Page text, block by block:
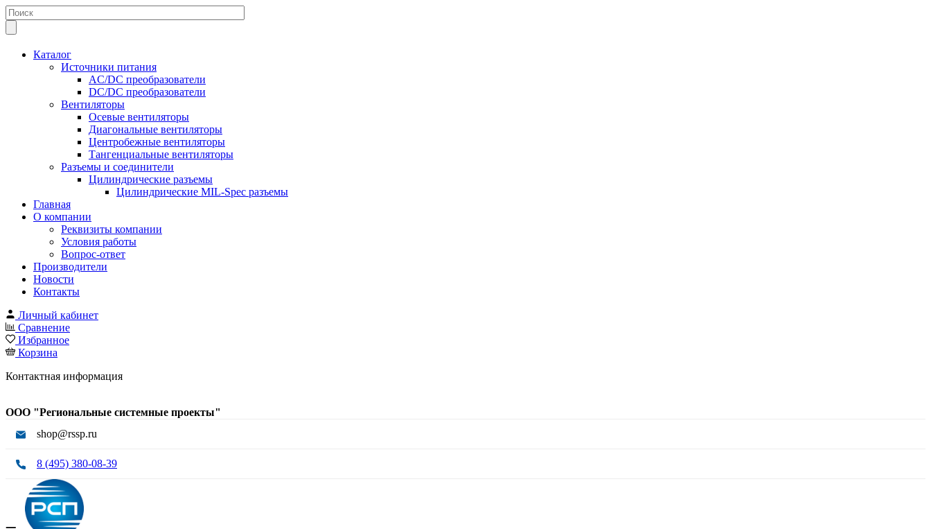
Каталог
Источники питания
AC/DC преобразователи
DC/DC преобразователи
Вентиляторы
Осевые вентиляторы
Диагональные вентиляторы
Центробежные вентиляторы
Тангенциальные вентиляторы
Разъемы и соединители
Цилиндрические разъемы
Цилиндрические MIL-Spec разъемы
Главная
О компании
Реквизиты компании
Условия работы
Вопрос-ответ
Производители
Новости
Контакты
Личный кабинет
Сравнение
Избранное
Корзина
Контактная информация
ООО "Региональные системные проекты"
shop@rssp.ru
8 (495) 380-08-39